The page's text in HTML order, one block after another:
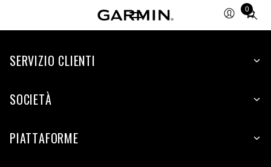
0
Total
items
cart:
SERVIZIO CLIENTI
SOCIETÀ
PIATTAFORME